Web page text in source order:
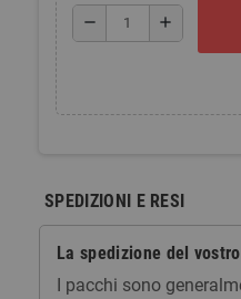
remove add
SPEDIZIONI E RESI
La spedizione del
I pacchi sono